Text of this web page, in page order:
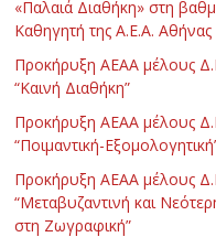
«Παλαιά Διαθήκη» στη
Καθηγητή της Α.Ε.Α. Αθήνας
Προκήρυξη ΑΕΑΑ μέλους
“Καινή Διαθήκη”
Προκήρυξη ΑΕΑΑ μέλους
“Ποιμαντική-
Προκήρυξη ΑΕΑΑ μέλους
“Μεταβυζαντινή και
στη Ζωγραφική”